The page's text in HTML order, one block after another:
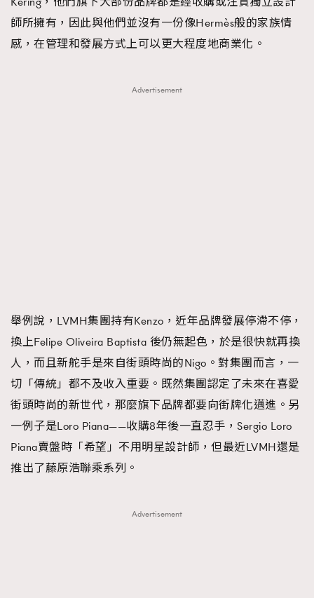
師所擁有，因此與他們並沒有一份像Hermès般的家族情
感，在管理和發展方式上可以更大程度地商業化。
Advertisement
舉例說，LVMH集團持有Kenzo，近年品牌發展停滯不停，
換上Felipe Oliveira Baptista 後仍無起色，於是很快就再換
人，而且新舵手是來自街頭時尚的Nigo。對集團而言，一
切「傳統」都不及收入重要。既然集團認定了未來在喜愛
街頭時尚的新世代，那麼旗下品牌都要向街牌化邁進。另
一例子是Loro Piana——收購8年後一直忍手，Sergio Loro
Piana賣盤時「希望」不用明星設計師，但最近LVMH還是
推出了藤原浩聯乘系列。
Advertisement